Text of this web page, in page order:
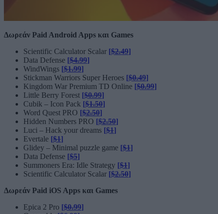
Δωρεάν Paid Android Apps και Games
Scientific Calculator Scalar [$2.49]
Data Defense [$4.99]
WindWings [$1.99]
Stickman Warriors Super Heroes [$0.49]
Kingdom War Premium TD Online [$0.99]
Little Berry Forest [$0.99]
Cubik – Icon Pack [$1.50]
Word Quest PRO [$2.50]
Hidden Numbers PRO [$2.50]
Luci – Hack your dreams [$1]
Evertale [$1]
Glidey – Minimal puzzle game [$1]
Data Defense [$5]
Summoners Era: Idle Strategy [$1]
Scientific Calculator Scalar [$2.50]
Δωρεάν Paid iOS Apps και Games
Epica 2 Pro [$0.99]